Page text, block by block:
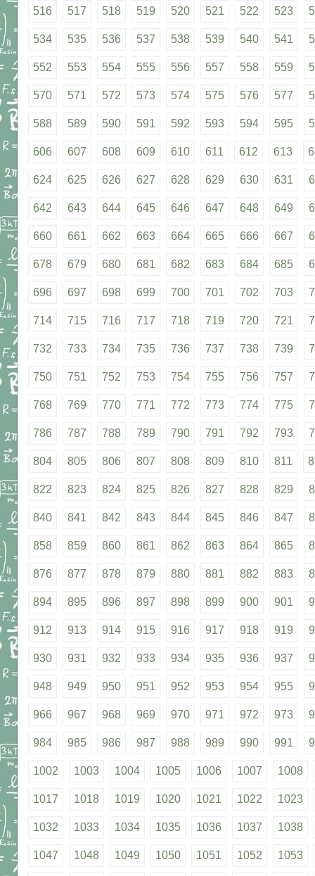
516 517 518 519 520 521 522 523
534 535 536 537 538 539 540 541
552 553 554 555 556 557 558 559
570 571 572 573 574 575 576 577
588 589 590 591 592 593 594 595
606 607 608 609 610 611 612 613
624 625 626 627 628 629 630 631
642 643 644 645 646 647 648 649
660 661 662 663 664 665 666 667
678 679 680 681 682 683 684 685
696 697 698 699 700 701 702 703
714 715 716 717 718 719 720 721
732 733 734 735 736 737 738 739
750 751 752 753 754 755 756 757
768 769 770 771 772 773 774 775
786 787 788 789 790 791 792 793
804 805 806 807 808 809 810 811
822 823 824 825 826 827 828 829
840 841 842 843 844 845 846 847
858 859 860 861 862 863 864 865
876 877 878 879 880 881 882 883
894 895 896 897 898 899 900 901
912 913 914 915 916 917 918 919
930 931 932 933 934 935 936 937
948 949 950 951 952 953 954 955
966 967 968 969 970 971 972 973
984 985 986 987 988 989 990 991
1002 1003 1004 1005 1006 1007 1008
1017 1018 1019 1020 1021 1022 1023
1032 1033 1034 1035 1036 1037 1038
1047 1048 1049 1050 1051 1052 1053